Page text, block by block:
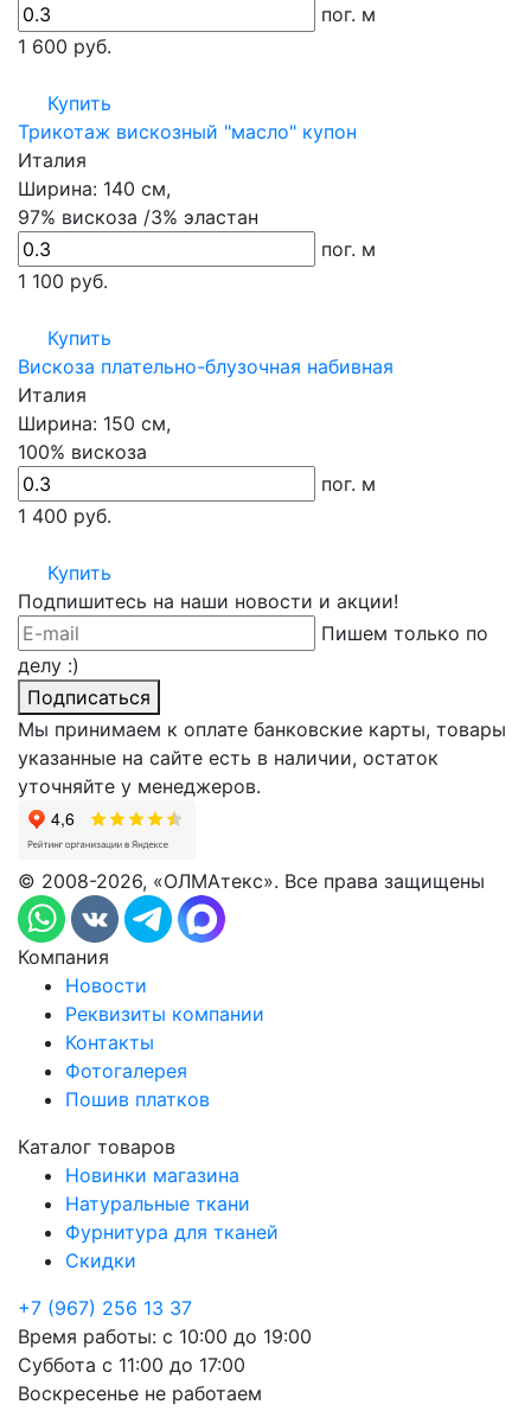
пог. м
1 600руб.
Купить
Трикотаж вискозный "масло" купон
Италия
Ширина: 140 см,
97% вискоза /3% эластан
пог. м
1 100руб.
Купить
Вискоза плательно-блузочная набивная
Италия
Ширина: 150 см,
100% вискоза
пог. м
1 400руб.
Купить
Подпишитесь на наши новости и акции!
Пишем только по
делу :)
Подписаться
Мы принимаем к оплате банковские карты, товары
указанные на сайте есть в наличии, остаток
уточняйте у менеджеров.
© 2008-2026, «ОЛМАтекс». Все права защищены
Компания
Новости
Реквизиты компании
Контакты
Фотогалерея
Пошив платков
Каталог товаров
Новинки магазина
Натуральные ткани
Фурнитура для тканей
Скидки
+7 (967) 256 13 37
Время работы: с 10:00 до 19:00
Суббота с 11:00 до 17:00
Воскресенье не работаем